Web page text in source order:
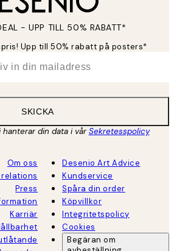
- UPP TILL 50% RABATT*
Upp till 50% rabatt på posters*
SKICKA
hanterar din data i vårSekretesspolicy
Om oss
Press
Karriär
Desenio Art Advice
Kundservice
Spåra din order
Köpvillkor
Integritetspolicy
Cookies
Begäran om